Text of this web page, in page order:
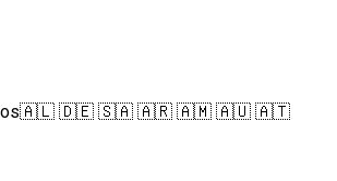
🇦🇱 🇩🇪 🇸🇦 🇦🇷 🇦🇲 🇦🇺 🇦🇹